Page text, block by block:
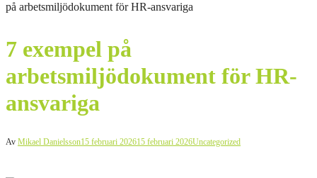
på arbetsmiljödokument för HR-ansvariga
7 exempel på
arbetsmiljödokument för HR-
ansvariga
Av Mikael Danielsson15 februari 202615 februari 2026Uncategorized